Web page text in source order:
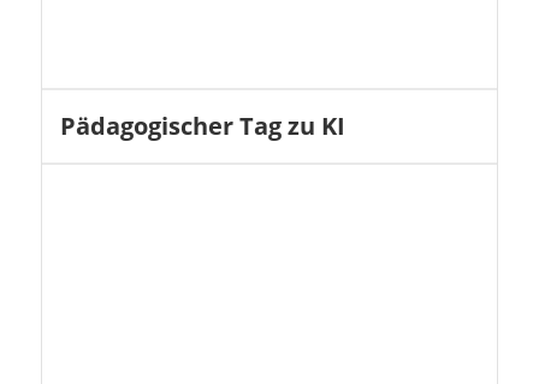
Pädagogischer Tag zu KI